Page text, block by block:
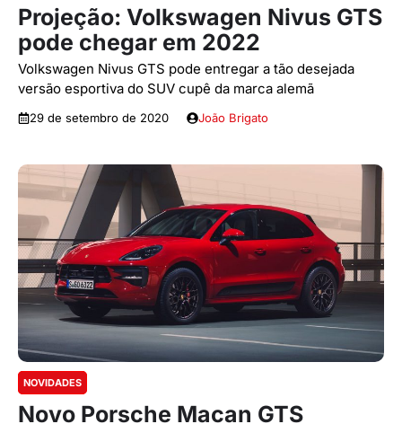
Projeção: Volkswagen Nivus GTS
pode chegar em 2022
Volkswagen Nivus GTS pode entregar a tão desejada
versão esportiva do SUV cupê da marca alemã
29 de setembro de 2020 João Brigato
NOVIDADES
Novo Porsche Macan GTS